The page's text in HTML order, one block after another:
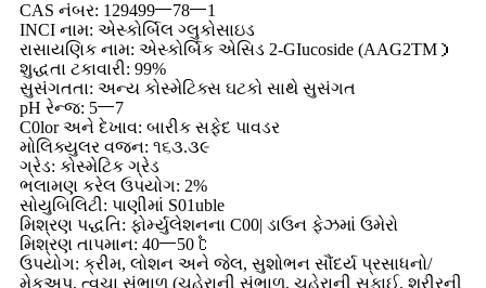
CAS નંબર: 129499一78一1
INCI નામ: એસ્કોર્બિલ ગ્લુકોસાઇડ
રાસાયણિક નામ: એસ્કોર્બિક એસિડ 2-GIucoside (AAG2TM）
શુદ્ધતા ટકાવારી: 99%
સુસંગતતા: અન્ય કોસ્મેટિક્સ ઘટકો સાથે સુસંગત
pH રેન્જ: 5一7
C0lor અને દેખાવ: બારીક સફેદ પાવડર
મોલિક્યુલર વજન: ૧૬૩.૩૯
ગ્રેડ: કોસ્મેટિક ગ્રેડ
ભલામણ કરેલ ઉપયોગ: 2%
સોયુબિલિટી: પાણીમાં S01uble
મિશ્રણ પદ્ધતિ: ફોર્મ્યુલેશનના C00| ડાઉન ફેઝમાં ઉમેરો
મિશ્રણ તાપમાન: 40一50 ℃
ઉપયોગ: ક્રીમ, લોશન અને જેલ, સુશોભન સૌંદર્ય પ્રસાધનો/
મેકઅપ, ત્વચા સંભાળ (ચહેરાની સંભાળ, ચહેરાની સફાઈ, શરીરની